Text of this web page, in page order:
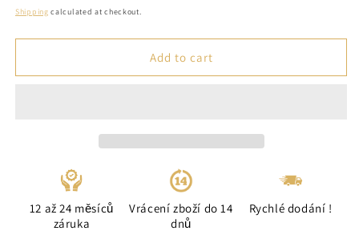
price
Shipping calculated at checkout.
Add to cart
12 až 24 měsíců
záruka
Vrácení zboží do 14
dnů
Rychlé dodání !